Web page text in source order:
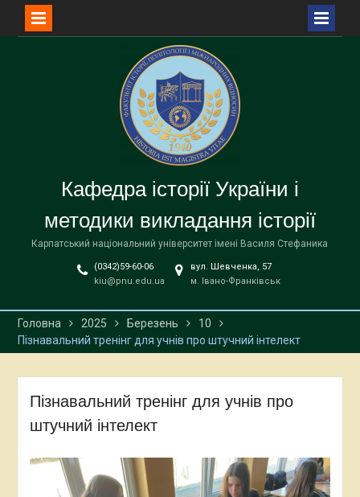
Кафедра історії України і
методики викладання історії
Карпатський національний університет імені Василя Стефаника
(0342)59-60-06
kiu@pnu.edu.ua
вул. Шевченка, 57
м. Івано-Франківськ
Головна 2025 Березень
10
Пізнавальний тренінг для учнів про штучний інтелект
Пізнавальний тренінг для учнів про
штучний інтелект